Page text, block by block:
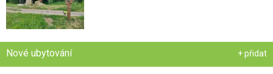
Nové ubytování + přidat